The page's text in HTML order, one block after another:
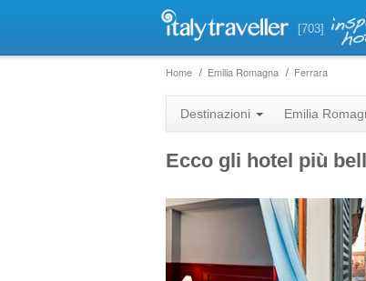
[703]
Home Emilia Romagna Ferrara
Destinazioni Emilia
Ecco gli hotel più